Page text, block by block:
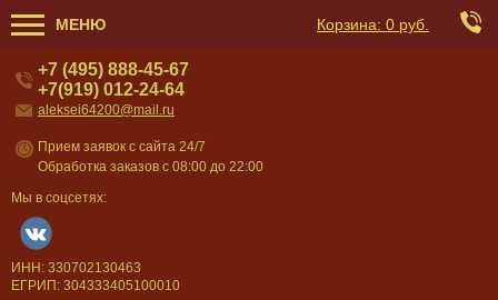
МЕНЮ Корзина: 0 руб.
+7 (495) 888-45-67
+7(919) 012-24-64
aleksei64200@mail.ru
Прием заявок с сайта 24/7
Обработка заказов с 08:00 до 22:00
Мы в соцсетях:
ИНН: 330702130463
ЕГРИП: 304333405100010